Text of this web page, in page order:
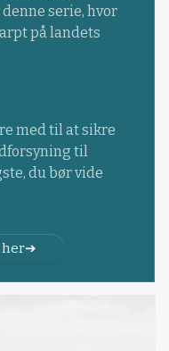
serie, hvor
på landets
med til at sikre
til
du bør vide
her